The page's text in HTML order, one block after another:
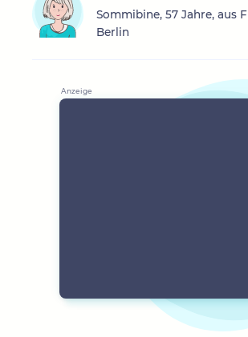
Sommibine, 57 Jahre, aus
Berlin